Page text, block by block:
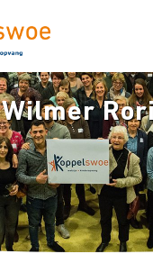
Wilmer